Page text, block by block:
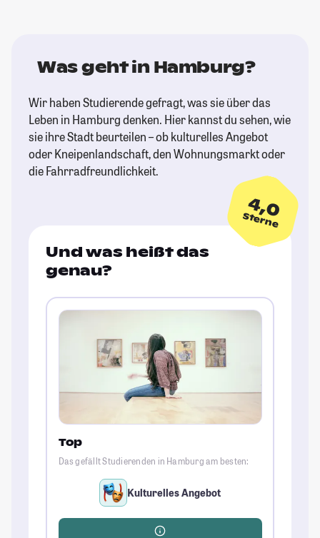
Was geht in Hamburg?
Wir haben Studierende gefragt, was sie über das
Leben in Hamburg denken. Hier kannst du sehen, wie
sie ihre Stadt beurteilen – ob kulturelles Angebot
oder Kneipenlandschaft, den Wohnungsmarkt oder
die Fahrradfreundlichkeit.
4,0
Sterne
Und was heißt das
genau?
Top
Das gefällt Studierenden in Hamburg am besten:
Kulturelles Angebot